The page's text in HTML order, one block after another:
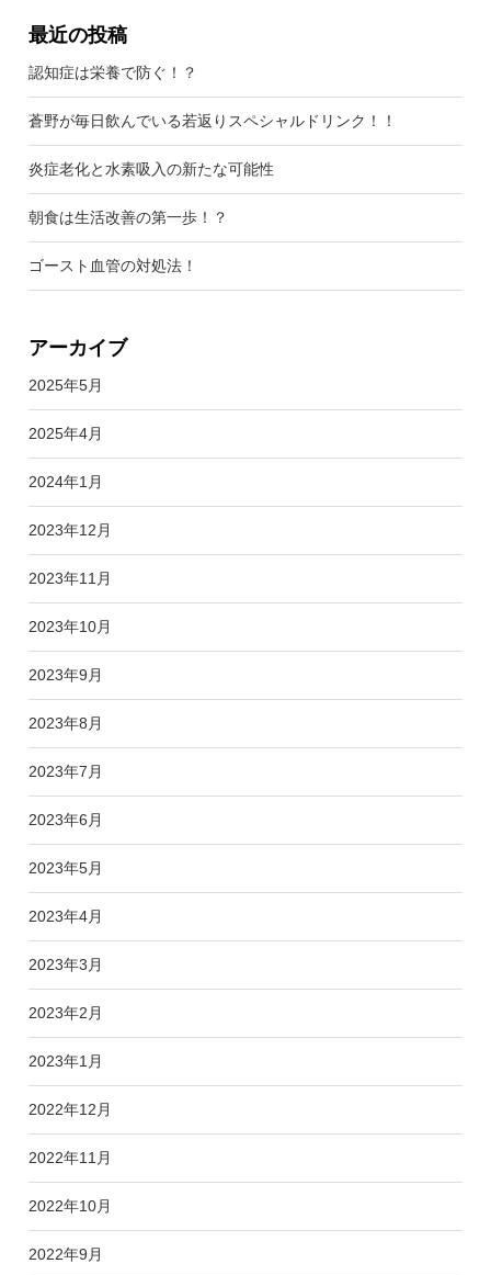
最近の投稿
認知症は栄養で防ぐ！？
蒼野が毎日飲んでいる若返りスペシャルドリンク！！
炎症老化と水素吸入の新たな可能性
朝食は生活改善の第一歩！？
ゴースト血管の対処法！
アーカイブ
2025年5月
2025年4月
2024年1月
2023年12月
2023年11月
2023年10月
2023年9月
2023年8月
2023年7月
2023年6月
2023年5月
2023年4月
2023年3月
2023年2月
2023年1月
2022年12月
2022年11月
2022年10月
2022年9月